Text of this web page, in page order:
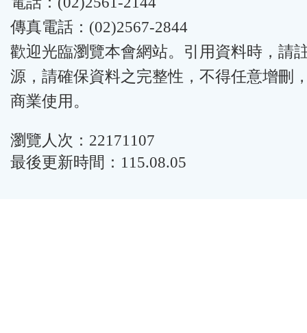
傳真電話：(02)2567-2844
歡迎光臨瀏覽本會網站。引用資料時，請
源，請確保資料之完整性，不得任意增刪
商業使用。
瀏覽人次：22171107
最後更新時間：115.08.05